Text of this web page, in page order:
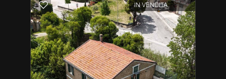
IN VENDITA